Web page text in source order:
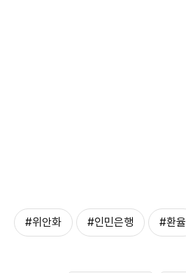
#위안화 #인민은행 #환율